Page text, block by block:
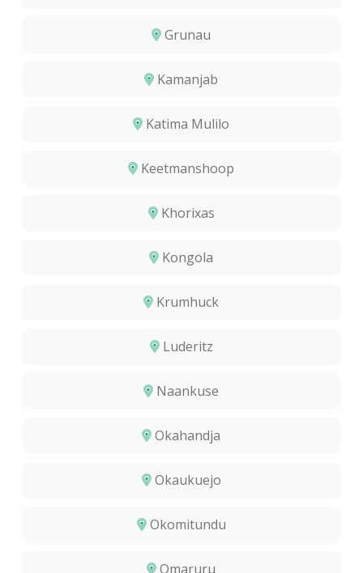
Grunau
Kamanjab
Katima Mulilo
Keetmanshoop
Khorixas
Kongola
Krumhuck
Luderitz
Naankuse
Okahandja
Okaukuejo
Okomitundu
Omaruru